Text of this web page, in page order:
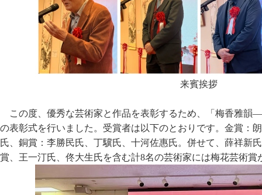
来賓挨拶
この度、優秀な芸術家と作品を表彰するため、「梅香雅
の表彰式を行いました。受賞者は以下のとおりです。金賞：
氏、銅賞：李勝民氏、丁驥氏、十河佐惠氏。併せて、薛祥新
賞、王一汀氏、佟大生氏を含む計8名の芸術家には梅花芸術賞